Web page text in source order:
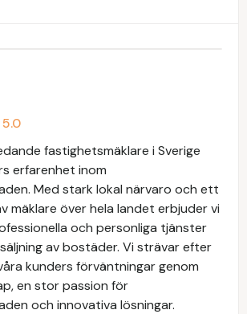
5.0
fastighetsmäklare i Sverige
erfarenhet inom
Med stark lokal närvaro och ett
mäklare över hela landet erbjuder vi
och personliga tjänster
av bostäder. Vi strävar efter
kunders förväntningar genom
en stor passion för
och innovativa lösningar.